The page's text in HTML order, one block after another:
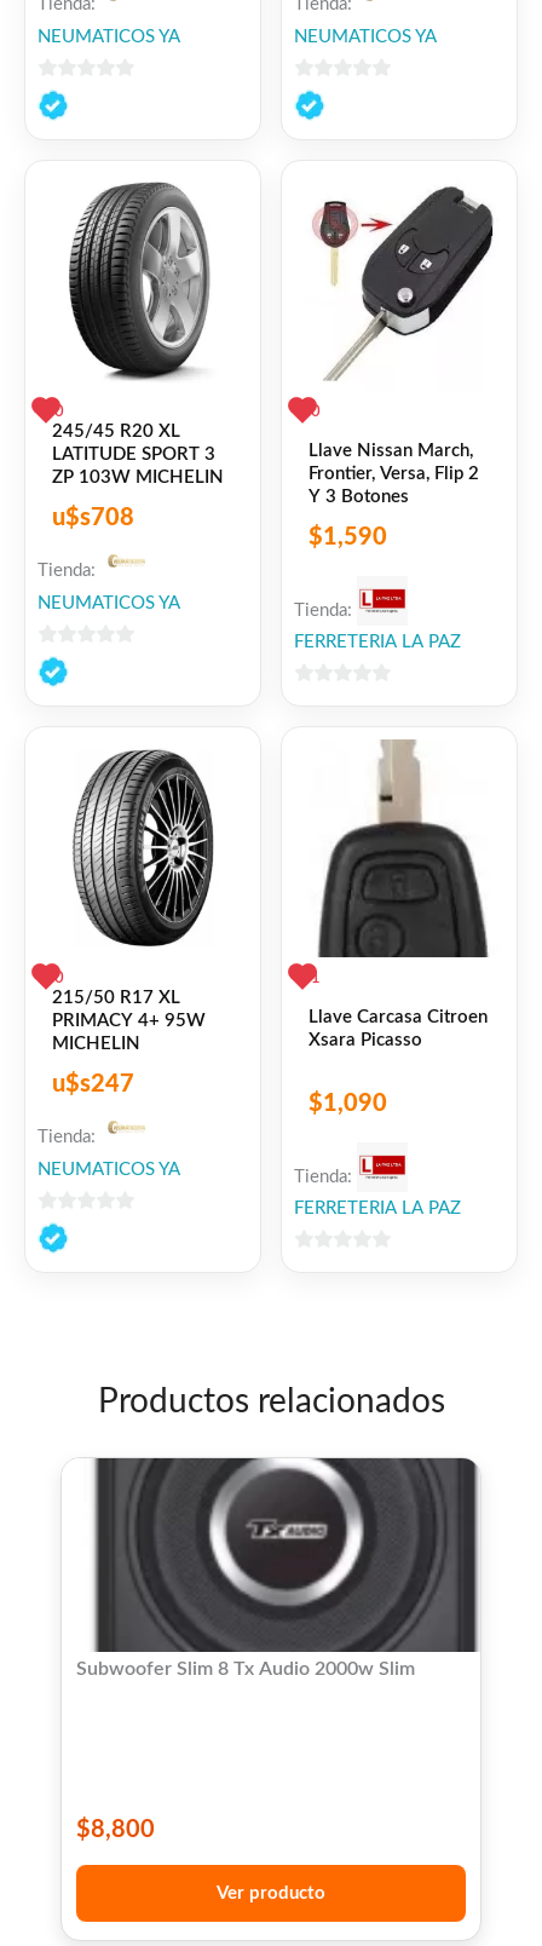
Tienda:
NEUMATICOS YA
0
de
Tienda:
NEUMATICOS YA
0
de
0
245/45 R20 XL
LATITUDE SPORT 3
ZP 103W MICHELIN
u$s708
Tienda:
NEUMATICOS YA
0
de
0
Llave Nissan March,
Frontier, Versa, Flip 2
Y 3 Botones
$1,590
Tienda:
FERRETERIA LA PAZ
0
215/50 R17 XL
PRIMACY 4+ 95W
MICHELIN
u$s247
Tienda:
NEUMATICOS YA
0
de
1
Llave Carcasa Citroen
Xsara Picasso
$1,090
Tienda:
FERRETERIA LA PAZ
Productos relacionados
Subwoofer Slim 8 Tx Audio 2000w Slim
$8,800
Ver producto